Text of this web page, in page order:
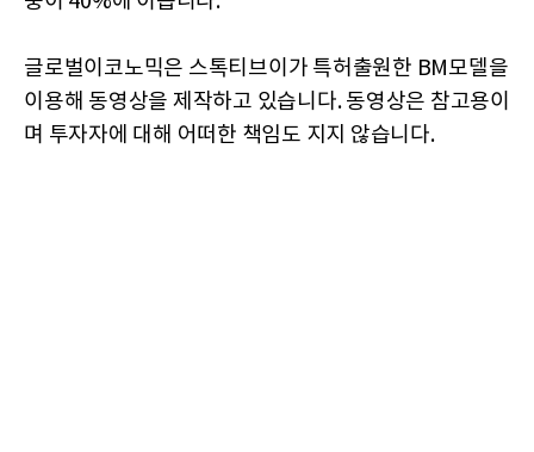
글로벌이코노믹은 스톡티브이가 특허출원한 BM모델을
이용해 동영상을 제작하고 있습니다. 동영상은 참고용이
며 투자자에 대해 어떠한 책임도 지지 않습니다.